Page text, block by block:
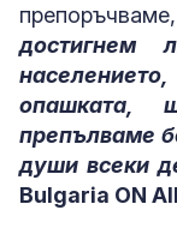
достигнем
препълваме
души всеки
Bulgaria ON